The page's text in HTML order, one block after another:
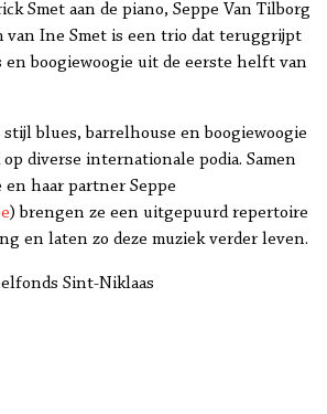
Smet aan de piano, Seppe Van Tilborg
van Ine Smet is een trio dat teruggrijpt
en boogiewoogie uit de eerste helft van
stijl blues, barrelhouse en boogiewoogie
diverse internationale podia. Samen
haar partner Seppe
) brengen ze een uitgepuurd repertoire
en laten zo deze muziek verder leven.
Sint-Niklaas